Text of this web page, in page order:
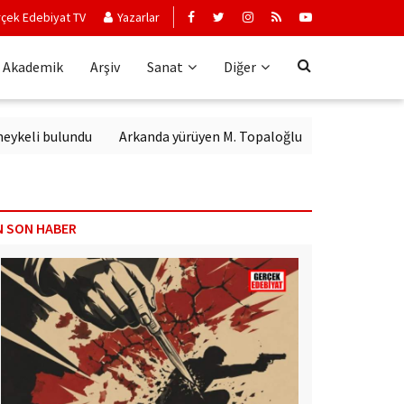
Edebiyat TV Yazarlar
Akademik Arşiv Sanat Diğer
bulundu Arkanda yürüyen M. Topaloğlu
SON HABER